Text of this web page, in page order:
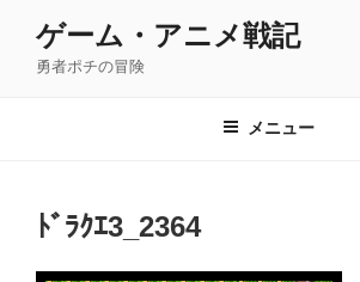
ゲーム・アニメ戦記
勇者ポチの冒険
メニュー
ﾄﾞﾗｸｴ3_2364